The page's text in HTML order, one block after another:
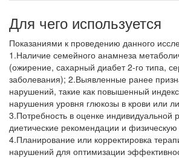
Для чего используется
Показаниями к проведению данного
1.Наличие семейного анамнеза
(ожирение, сахарный диабет 2-го типа,
заболевания); 2.Выявленные ранее
нарушений, такие как повышенный
нарушения уровня глюкозы в крови или
3.Потребность в оценке индивидуальной
диетические рекомендации и физическую
4.Планирование или корректировка
нарушений для оптимизации